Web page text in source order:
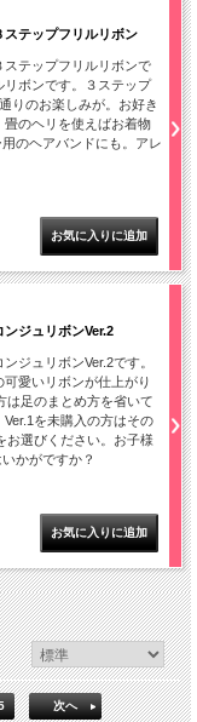
ステップフリルリボン
ステップフリルリボンで
ボンです。３ステップ
りのお楽しみが。お好き
のヘリを使えばお着物
のヘアバンドにも。アレ
ンジュリボンVer.2
ジュリボンVer.2です。
愛いリボンが仕上がり
は足のまとめ方を省いて
を未購入の方はその
お選びください。お子様
かがですか？
次へ